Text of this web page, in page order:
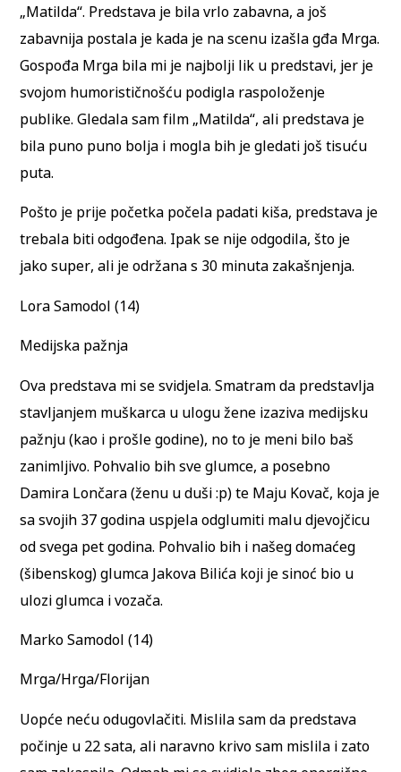
„Matilda“. Predstava je bila vrlo zabavna, a još
zabavnija postala je kada je na scenu izašla gđa Mrga.
Gospođa Mrga bila mi je najbolji lik u predstavi, jer je
svojom humorističnošću podigla raspoloženje
publike. Gledala sam film „Matilda“, ali predstava je
bila puno puno bolja i mogla bih je gledati još tisuću
puta.
Pošto je prije početka počela padati kiša, predstava je
trebala biti odgođena. Ipak se nije odgodila, što je
jako super, ali je održana s 30 minuta zakašnjenja.
Lora Samodol (14)
Medijska pažnja
Ova predstava mi se svidjela. Smatram da predstavlja
stavljanjem muškarca u ulogu žene izaziva medijsku
pažnju (kao i prošle godine), no to je meni bilo baš
zanimljivo. Pohvalio bih sve glumce, a posebno
Damira Lončara (ženu u duši :p) te Maju Kovač, koja je
sa svojih 37 godina uspjela odglumiti malu djevojčicu
od svega pet godina. Pohvalio bih i našeg domaćeg
(šibenskog) glumca Jakova Bilića koji je sinoć bio u
ulozi glumca i vozača.
Marko Samodol (14)
Mrga/Hrga/Florijan
Uopće neću odugovlačiti. Mislila sam da predstava
počinje u 22 sata, ali naravno krivo sam mislila i zato